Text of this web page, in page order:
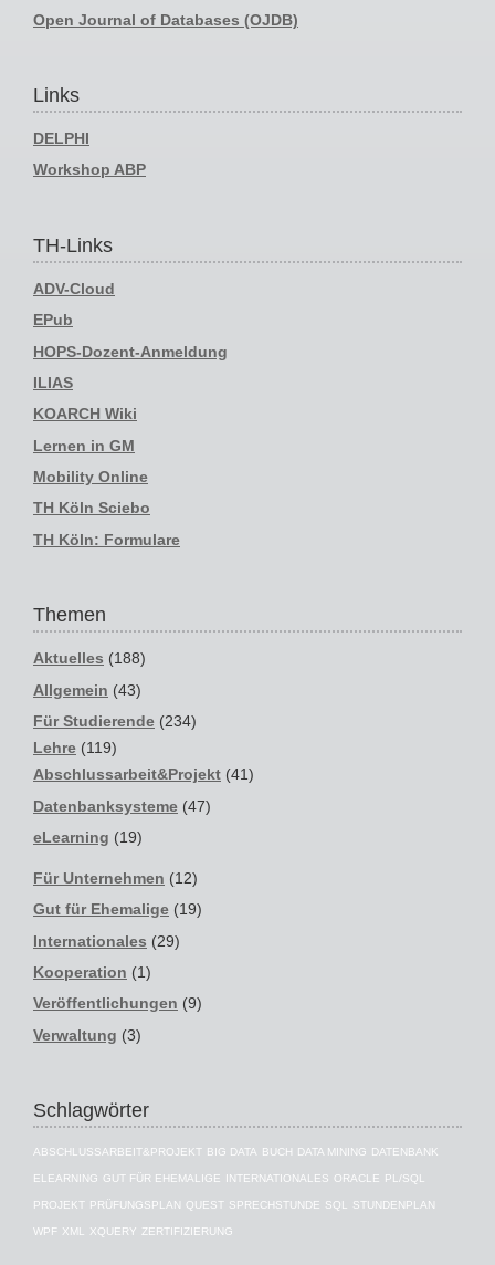
Open Journal of Databases (OJDB)
Links
DELPHI
Workshop ABP
TH-Links
ADV-Cloud
EPub
HOPS-Dozent-Anmeldung
ILIAS
KOARCH Wiki
Lernen in GM
Mobility Online
TH Köln Sciebo
TH Köln: Formulare
Themen
Aktuelles (188)
Allgemein (43)
Für Studierende (234)
Lehre (119)
Abschlussarbeit&Projekt (41)
Datenbanksysteme (47)
eLearning (19)
Für Unternehmen (12)
Gut für Ehemalige (19)
Internationales (29)
Kooperation (1)
Veröffentlichungen (9)
Verwaltung (3)
Schlagwörter
ABSCHLUSSARBEIT&PROJEKT BIG DATA BUCH DATA MINING DATENBANK
ELEARNING GUT FÜR EHEMALIGE INTERNATIONALES ORACLE PL/SQL
PROJEKT PRÜFUNGSPLAN QUEST SPRECHSTUNDE SQL STUNDENPLAN
WPF XML XQUERY ZERTIFIZIERUNG